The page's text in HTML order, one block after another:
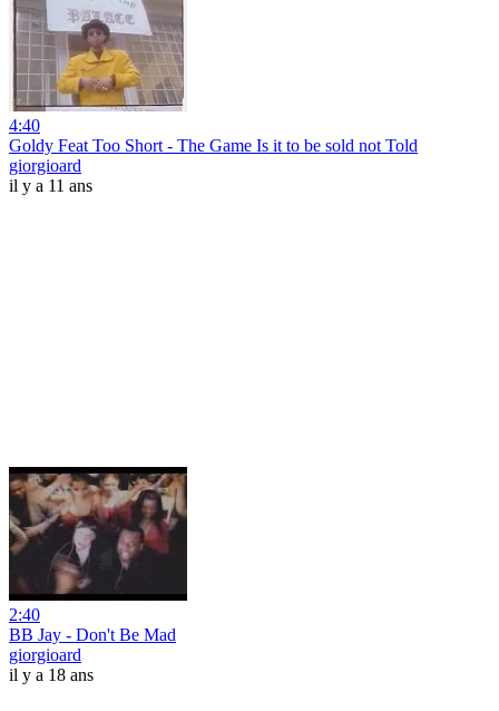
4:40
Goldy Feat Too Short - The Game Is it to be sold not Told
giorgioard
il y a 11 ans
2:40
BB Jay - Don't Be Mad
giorgioard
il y a 18 ans